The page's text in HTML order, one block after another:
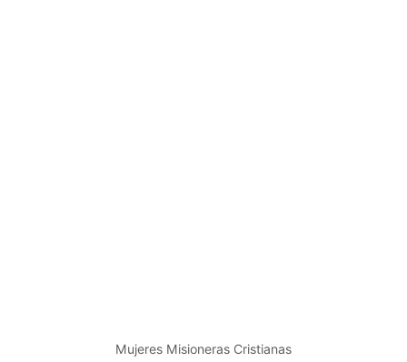
Mujeres Misioneras Cristianas